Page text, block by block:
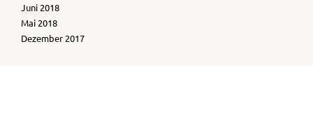
Juni 2018
Mai 2018
Dezember 2017